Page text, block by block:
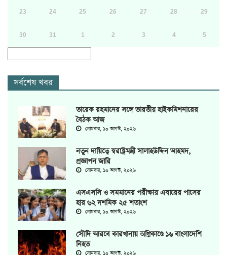
23 24 25 26 27 28 29
30 31 1 2 3 4 5
সর্বশেষ খবর
তারেক রহমানের সঙ্গে ভারতীয় হাইকমিশনারের
বৈঠক আজ
সোমবার, ১০ আগস্ট, ২০২৬
নতুন দায়িত্বে স্বরাষ্ট্রমন্ত্রী সালাহউদ্দিন আহমদ,
প্রজ্ঞাপন জারি
সোমবার, ১০ আগস্ট, ২০২৬
এসএসসি ও সমমানের পরীক্ষায় এবারের পাসের
হার ৬২ দশমিক ২৫ শতাংশ
সোমবার, ১০ আগস্ট, ২০২৬
সৌদি আরবে কারখানায় অগ্নিকাণ্ডে ১৬ বাংলাদেশি
নিহত
সোমবার, ১০ আগস্ট, ২০২৬